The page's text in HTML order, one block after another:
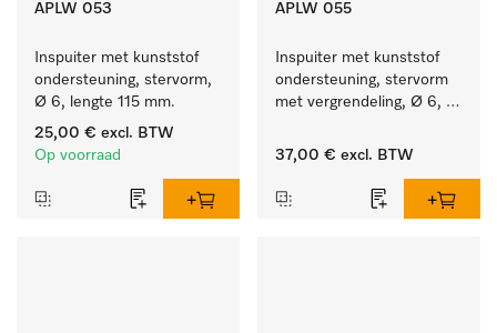
APLW 053
Inspuiter met kunststof
ondersteuning, stervorm,
Ø 6, lengte 115 mm.
25,00 € excl. BTW
Op voorraad
APLW 055
Inspuiter met kunststof
ondersteuning, stervorm
met vergrendeling, Ø 6,
37,00 € excl. BTW